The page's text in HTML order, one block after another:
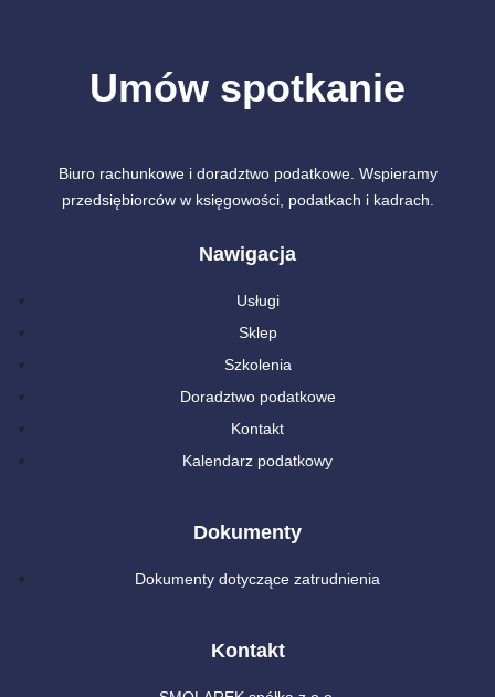
Umów spotkanie
Biuro rachunkowe i doradztwo podatkowe. Wspieramy
przedsiębiorców w księgowości, podatkach i kadrach.
Nawigacja
Usługi
Sklep
Szkolenia
Doradztwo podatkowe
Kontakt
Kalendarz podatkowy
Dokumenty
Dokumenty dotyczące zatrudnienia
Kontakt